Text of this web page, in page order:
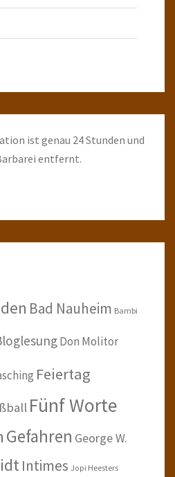
ist genau 24 Stunden und
entfernt.
Bad Nauheim Bambi
Don Molitor
Feiertag
Fünf Worte
Gefahren George W.
Intimes Jopi Heesters